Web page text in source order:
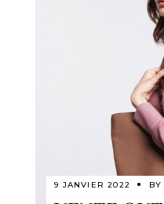
9 JANVIER 2022 BY